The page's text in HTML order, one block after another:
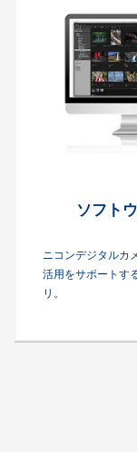
ソフト
ニコンデジタルカ
活用をサポートす
リ。